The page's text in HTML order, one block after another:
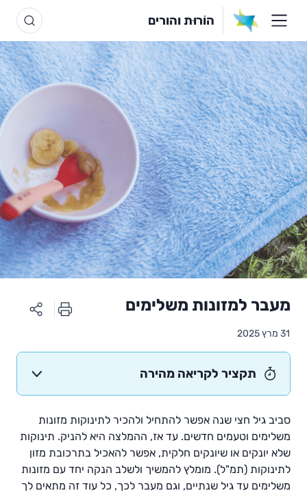
הוֹרוּת והורים
מעבר למזונות משלימים
31 מרץ 2025
תקציר לקריאה מהירה
סביב גיל חצי שנה אפשר להתחיל ולהכיר לתינוקות מזונות
משלימים וטעמים חדשים. עד אז, ההמלצה היא להניק. תינוקות
שלא יונקים או שיונקים חלקית, אפשר להאכיל בתרכובת מזון
לתינוקות (תמ"ל). מומלץ להמשיך ולשלב הנקה יחד עם מזונות
משלימים עד גיל שנתיים, וגם מעבר לכך, כל עוד זה מתאים לך